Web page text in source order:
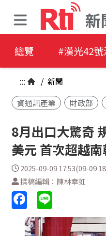
新
總覽 #漢光42號
::: / 新聞
資通訊產業
財政部
8月出口大驚奇
美元 首次超越
2025-09-09 17:53(09-09
撰稿編輯：陳林幸虹